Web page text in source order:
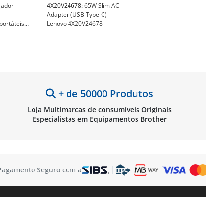
4X20V24678:65W Slim AC
Adapter (USB Type-C) -
Lenovo 4X20V24678
+ de 50000 Produtos
Loja Multimarcas de consumíveis Originais
Especialistas em Equipamentos Brother
Seguro com a